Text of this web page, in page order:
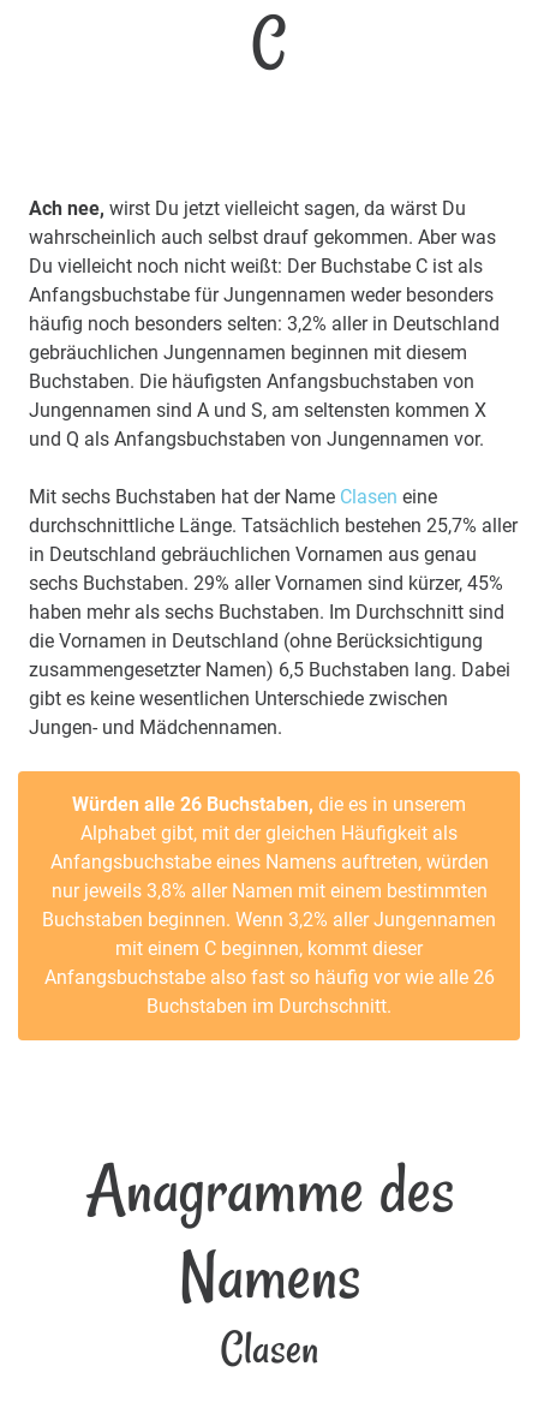
C
Ach nee, wirst Du jetzt vielleicht sagen, da wärst Du
wahrscheinlich auch selbst drauf gekommen. Aber was
Du vielleicht noch nicht weißt: Der Buchstabe C ist als
Anfangsbuchstabe für Jungennamen weder besonders
häufig noch besonders selten: 3,2% aller in Deutschland
gebräuchlichen Jungennamen beginnen mit diesem
Buchstaben. Die häufigsten Anfangsbuchstaben von
Jungennamen sind A und S, am seltensten kommen X
und Q als Anfangsbuchstaben von Jungennamen vor.
Mit sechs Buchstaben hat der Name Clasen eine
durchschnittliche Länge. Tatsächlich bestehen 25,7% aller
in Deutschland gebräuchlichen Vornamen aus genau
sechs Buchstaben. 29% aller Vornamen sind kürzer, 45%
haben mehr als sechs Buchstaben. Im Durchschnitt sind
die Vornamen in Deutschland (ohne Berücksichtigung
zusammengesetzter Namen) 6,5 Buchstaben lang. Dabei
gibt es keine wesentlichen Unterschiede zwischen
Jungen- und Mädchennamen.
Würden alle 26 Buchstaben, die es in unserem
Alphabet gibt, mit der gleichen Häufigkeit als
Anfangsbuchstabe eines Namens auftreten, würden
nur jeweils 3,8% aller Namen mit einem bestimmten
Buchstaben beginnen. Wenn 3,2% aller Jungennamen
mit einem C beginnen, kommt dieser
Anfangsbuchstabe also fast so häufig vor wie alle 26
Buchstaben im Durchschnitt.
Anagramme des
Namens
Clasen